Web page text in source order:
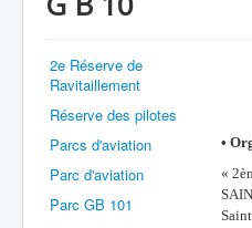
Chronologie
Organisation
Avions
Personnels
Formation
2e Réserve de
Ravitaillement
Réserve des pilotes
Parcs d'aviation
Parc d'aviation
Parc GB 101
•
«